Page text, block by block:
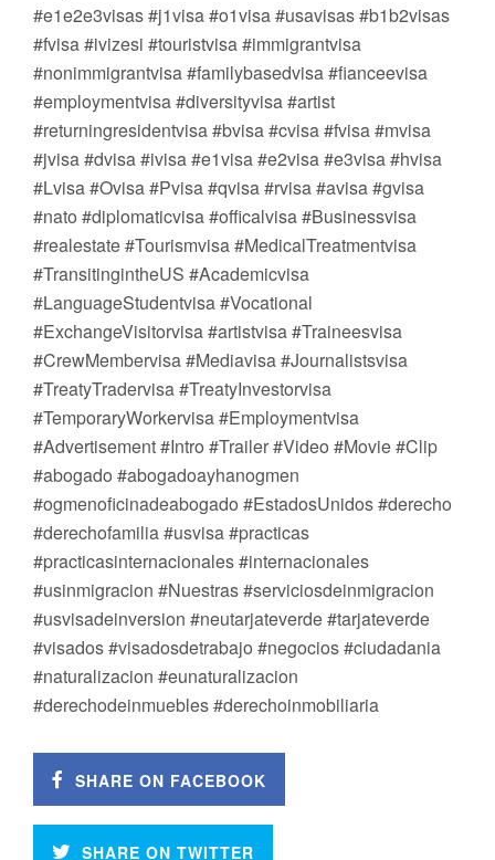
#e1e2e3visas #j1visa #o1visa #usavisas #b1b2visas
#fvisa #ivizesi #touristvisa #immigrantvisa
#nonimmigrantvisa #familybasedvisa #fianceevisa
#employmentvisa #diversityvisa #artist
#returningresidentvisa #bvisa #cvisa #fvisa #mvisa
#jvisa #dvisa #ivisa #e1visa #e2visa #e3visa #hvisa
#Lvisa #Ovisa #Pvisa #qvisa #rvisa #avisa #gvisa
#nato #diplomaticvisa #officalvisa #Businessvisa
#realestate #Tourismvisa #MedicalTreatmentvisa
#TransitingintheUS #Academicvisa
#LanguageStudentvisa #Vocational
#ExchangeVisitorvisa #artistvisa #Traineesvisa
#CrewMembervisa #Mediavisa #Journalistsvisa
#TreatyTradervisa #TreatyInvestorvisa
#TemporaryWorkervisa #Employmentvisa
#Advertisement #Intro #Trailer #Video #Movie #Clip
#abogado #abogadoayhanogmen
#ogmenoficinadeabogado #EstadosUnidos #derecho
#derechofamilia #usvisa #practicas
#practicasinternacionales #internacionales
#usinmigracion #Nuestras #serviciosdeinmigracion
#usvisadeinversion #neutarjateverde #tarjateverde
#visados #visadosdetrabajo #negocios #ciudadania
#naturalizacion #eunaturalizacion
#derechodeinmuebles #derechoinmobiliaria
SHARE ON FACEBOOK
SHARE ON TWITTER